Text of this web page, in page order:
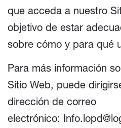
que acceda a nuestro
objetivo de estar
sobre cómo y para qué
Para más información
Sitio Web, puede
dirección de correo
electrónico: